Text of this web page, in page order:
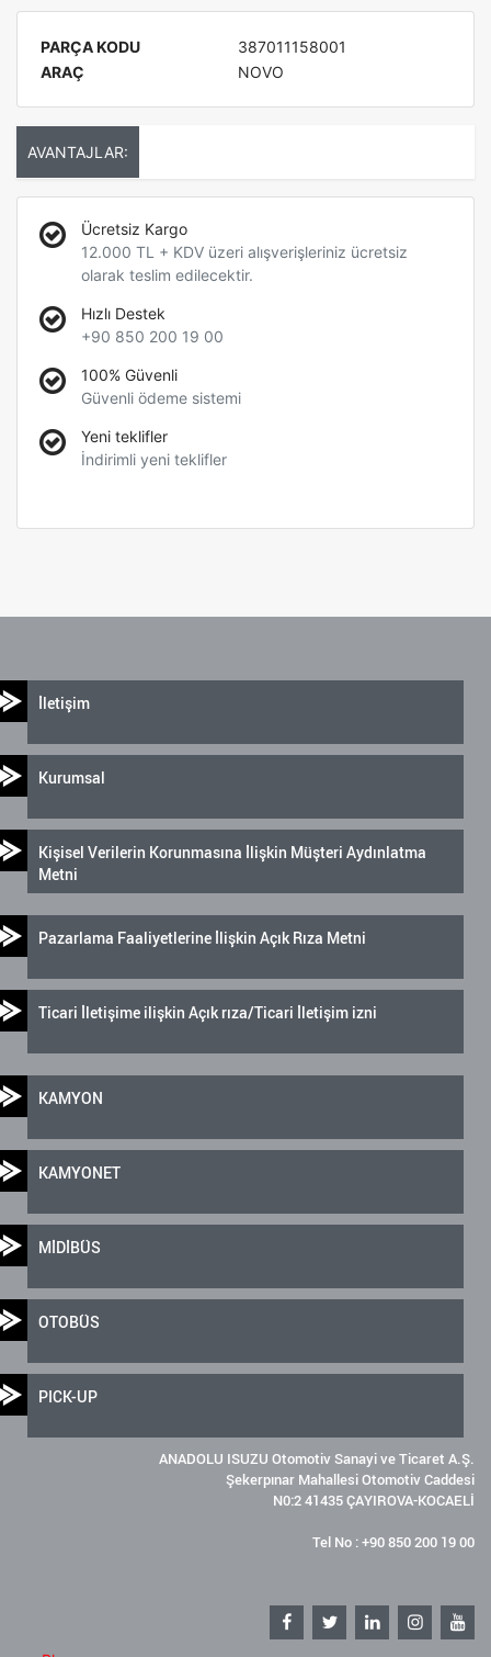
PARÇA KODU
387011158001
ARAÇ
NOVO
AVANTAJLAR:
Ücretsiz Kargo
12.000 TL + KDV üzeri alışverişleriniz ücretsiz
olarak teslim edilecektir.
Hızlı Destek
+90 850 200 19 00
100% Güvenli
Güvenli ödeme sistemi
Yeni teklifler
İndirimli yeni teklifler
İletişim
Kurumsal
Kişisel Verilerin Korunmasına İlişkin Müşteri Aydınlatma
Metni
Pazarlama Faaliyetlerine İlişkin Açık Rıza Metni
Ticari İletişime ilişkin Açık rıza/Ticari İletişim izni
KAMYON
KAMYONET
MİDİBÜS
OTOBÜS
PICK-UP
ANADOLU ISUZU Otomotiv Sanayi ve Ticaret A.Ş.
Şekerpınar Mahallesi Otomotiv Caddesi
N0:2 41435 ÇAYIROVA-KOCAELİ
Tel No : +90 850 200 19 00